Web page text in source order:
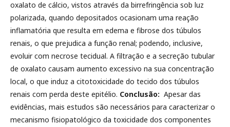
oxalato de cálcio, vistos através da birrefringência sob luz
polarizada, quando depositados ocasionam uma reação
inflamatória que resulta em edema e fibrose dos túbulos
renais, o que prejudica a função renal; podendo, inclusive,
evoluir com necrose tecidual. A filtração e a secreção tubular
de oxalato causam aumento excessivo na sua concentração
local, o que induz a citotoxicidade do tecido dos túbulos
renais com perda deste epitélio. Conclusão: Apesar das
evidências, mais estudos são necessários para caracterizar o
mecanismo fisiopatológico da toxicidade dos componentes